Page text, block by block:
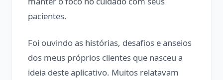
pacientes.
Foi ouvindo as histórias, desafios e anseios
dos meus próprios clientes que nasceu a
ideia deste aplicativo. Muitos relatavam